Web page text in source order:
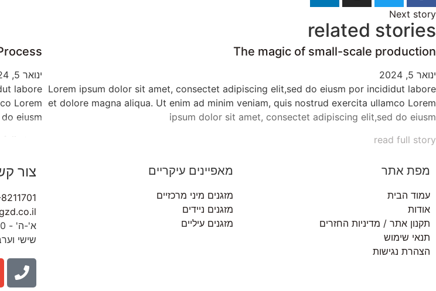
Next story
related stories
The magic of small-scale production
ינואר 5, 2024
Lorem ipsum dolor sit amet, consectet adipiscing elit,sed do eiusm por incididut labore
et dolore magna aliqua. Ut enim ad minim veniam, quis nostrud exercita ullamco Lorem
ipsum dolor sit amet, consectet adipiscing elit,sed do eiusm
read full story
ינואר 5, 2024
labore
Lorem
eiusm
full story
מפת אתר
עמוד הבית
אודות
תקנון אתר / מדיניות החזרים
תנאי שימוש
הצהרת נגישות
מאפיינים עיקריים
מזגנים מיני מרכזיים
מזגנים ניידים
מזגנים עיליים
צור
א'-ה' - 08:00-17:00
שישי וערבי חג